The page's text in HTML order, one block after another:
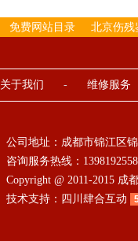
免费网站目录 北京伤残
关于我们 - 维修服务
公司地址：成都市锦江区
咨询服务热线：
Copyright @ 2011-2015
技术支持： 四川肆合互动